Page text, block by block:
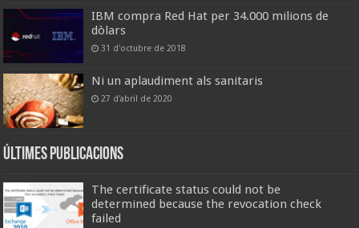
IBM compra Red Hat per 34.000 milions de
dòlars
31 d'octubre de 2018
Ni un aplaudiment als sanitaris
27 d'abril de 2020
Últimes publicacions
The certificate status could not be
determined because the revocation check
failed